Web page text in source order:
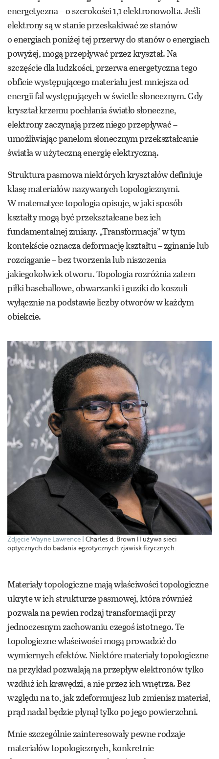
energetyczna – o szerokości 1,1 elektronowolta. Jeśli
elektrony są w stanie przeskakiwać ze stanów
o energiach poniżej tej przerwy do stanów o energiach
powyżej, mogą przepływać przez kryształ. Na
szczęście dla ludzkości, przerwa energetyczna tego
obficie występującego materiału jest mniejsza od
energii fal występujących w świetle słonecznym. Gdy
kryształ krzemu pochłania światło słoneczne,
elektrony zaczynają przez niego przepływać –
umożliwiając panelom słonecznym przekształcanie
światła w użyteczną energię elektryczną.
Struktura pasmowa niektórych kryształów definiuje
klasę materiałów nazywanych topologicznymi.
W matematyce topologia opisuje, w jaki sposób
kształty mogą być przekształcane bez ich
fundamentalnej zmiany. „Transformacja” w tym
kontekście oznacza deformację kształtu – zginanie lub
rozciąganie – bez tworzenia lub niszczenia
jakiegokolwiek otworu. Topologia rozróżnia zatem
piłki baseballowe, obwarzanki i guziki do koszuli
wyłącznie na podstawie liczby otworów w każdym
obiekcie.
Zdjęcie Wayne Lawrence Charles d. Brown II używa sieci
optycznych do badania egzotycznych zjawisk fizycznych.
Materiały topologiczne mają właściwości topologiczne
ukryte w ich strukturze pasmowej, która również
pozwala na pewien rodzaj transformacji przy
jednoczesnym zachowaniu czegoś istotnego. Te
topologiczne właściwości mogą prowadzić do
wymiernych efektów. Niektóre materiały topologiczne
na przykład pozwalają na przepływ elektronów tylko
wzdłuż ich krawędzi, a nie przez ich wnętrza. Bez
względu na to, jak zdeformujesz lub zmienisz materiał,
prąd nadal będzie płynął tylko po jego powierzchni.
Mnie szczególnie zainteresowały pewne rodzaje
materiałów topologicznych, konkretnie